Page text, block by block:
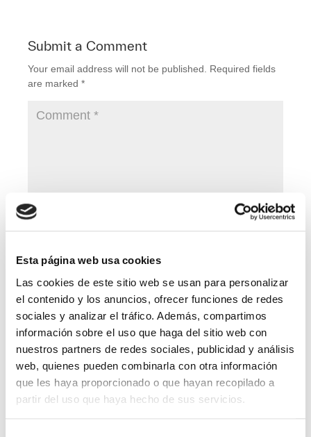
Esta página web usa cookies
Las cookies de este sitio web se usan para personalizar
el contenido y los anuncios, ofrecer funciones de redes
sociales y analizar el tráfico. Además, compartimos
información sobre el uso que haga del sitio web con
nuestros partners de redes sociales, publicidad y análisis
web, quienes pueden combinarla con otra información
que les haya proporcionado o que hayan recopilado a
partir del uso que haya hecho de sus servicios.
Submit a Comment
Your email address will not be published.
Required fields
are marked *
Save my name, email, and website in this browser for
the next time I comment.